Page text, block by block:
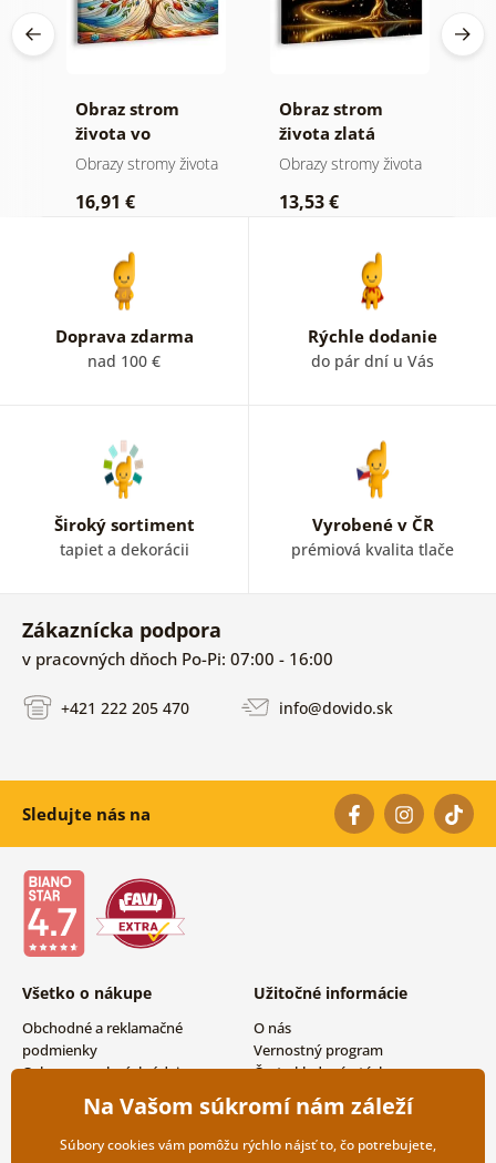
Obraz strom
života vo
farebnej vitráži
Obrazy stromy života
16,91 €
Obraz strom
života zlatá
mágia
Obrazy stromy života
13,53 €
Doprava zdarma
nad 100 €
Rýchle dodanie
do pár dní u Vás
Široký sortiment
tapiet a dekorácii
Vyrobené v ČR
prémiová kvalita tlače
Zákaznícka podpora
v pracovných dňoch Po-Pi: 07:00 - 16:00
+421 222 205 470 info@dovido.sk
Sledujte nás na
Všetko o nákupe
Obchodné a reklamačné
podmienky
Ochrana osobných údajov
Možnosti dopravy a platby
Vrátenie tovaru
Užitočné informácie
O nás
Vernostný program
Často kladené otázky
Magazín
Kontakty
Veľkoobchodná spolupráca
Na Vašom súkromí nám záleží
Súbory cookies vám pomôžu rýchlo nájsť to, čo potrebujete,